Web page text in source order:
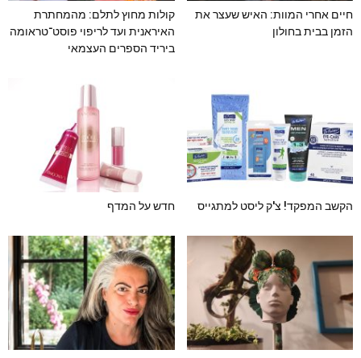
חיים אחרי המוות: האיש שעצר את
הזמן בבית בחולון
קולות מחוץ לתלם: מהמחתרת
האיראנית ועד לריפוי פוסט־טראומה
ביריד הספרים העצמאי
הקשב המפקד! צ'ק ליסט למתגייס חדש על המדף